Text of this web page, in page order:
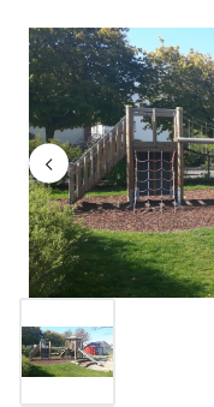
Bildergalerie